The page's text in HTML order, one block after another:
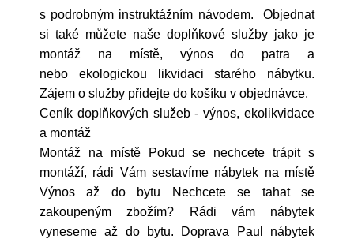
s podrobným instruktážním návodem. Objednat
si také můžete naše doplňkové služby jako je
montáž na místě, výnos do patra a
nebo ekologickou likvidaci starého nábytku.
Zájem o služby přidejte do košíku v objednávce.
Ceník doplňkových služeb - výnos, ekolikvidace
a montáž
Montáž na místě Pokud se nechcete trápit s
montáží, rádi Vám sestavíme nábytek na místě
Výnos až do bytu Nechcete se tahat se
zakoupeným zbožím? Rádi vám nábytek
vyneseme až do bytu. Doprava Paul nábytek